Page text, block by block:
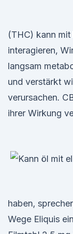
(THC) kann
interagieren,
langsam
und verstärkt
verursachen.
ihrer Wirkung
haben,
Wege Eliquis